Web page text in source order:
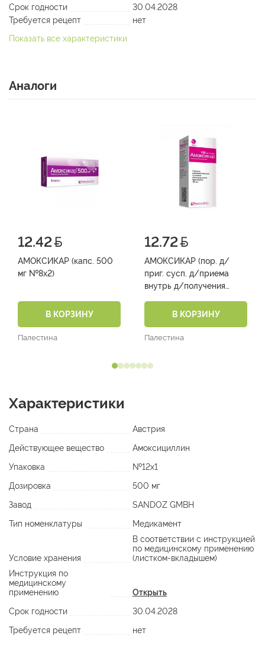
Срок годности
30.04.2028
Требуется рецепт
нет
Показать все характеристики
Аналоги
12.42
АМОКСИКАР (капс. 500
мг №8х2)
В КОРЗИНУ
Палестина
12.72
АМОКСИКАР (пор. д/
приг. сусп. д/приема
внутрь д/получения
мг/5мл фл. №1)
В КОРЗИНУ
Палестина
Характеристики
Страна
Австрия
Действующее вещество
Амоксициллин
Упаковка
№12х1
Дозировка
500 мг
Завод
SANDOZ GMBH
Тип номенклатуры
Медикамент
Условие хранения
В соответствии с инструкцией
по медицинскому применению
(листком-вкладышем)
Инструкция по
медицинскому
применению
Открыть
Срок годности
30.04.2028
Требуется рецепт
нет